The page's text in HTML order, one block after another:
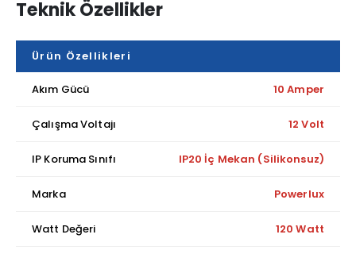
Teknik Özellikler
Ürün Özellikleri
Akım Gücü 10 Amper
Çalışma Voltajı 12 Volt
IP Koruma Sınıfı IP20 İç Mekan (Silikonsuz)
Marka Powerlux
Watt Değeri 120 Watt